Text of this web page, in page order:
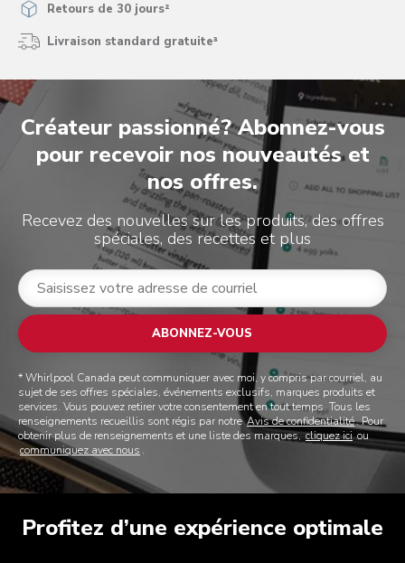
Retours de 30 jours²
Livraison standard gratuite³
Créateur passionné? Abonnez-vous
pour recevoir nos nouveautés et
nos offres.
Recevez des nouvelles sur les produits, des offres
spéciales, des recettes et plus
ABONNEZ-VOUS
* Whirlpool Canada peut communiquer avec moi, y compris par courriel, au
sujet de ses offres spéciales, événements exclusifs, marques produits et
services. Vous pouvez retirer votre consentement en tout temps. Tous les
renseignements recueillis sont régis par notreAvis de confidentialité. Pour
obtenir plus de renseignements et une liste des marques,cliquez iciou
communiquez avec nous .
Profitez d’une expérience optimale